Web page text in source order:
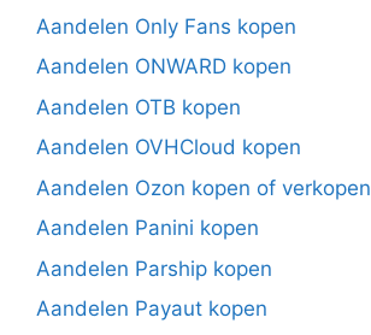
Aandelen Only Fans kopen
Aandelen ONWARD kopen
Aandelen OTB kopen
Aandelen OVHCloud kopen
Aandelen Ozon kopen of verkopen
Aandelen Panini kopen
Aandelen Parship kopen
Aandelen Payaut kopen